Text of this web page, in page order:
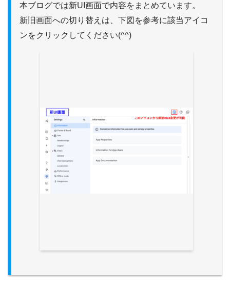
本ブログでは新UI画面で内容をまとめています。
新旧画面への切り替えは、下図を参考に該当アイコ
ンをクリックしてください(^^)